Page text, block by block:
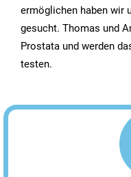
ermöglichen haben wir
gesucht. Thomas und
Prostata und werden
testen.